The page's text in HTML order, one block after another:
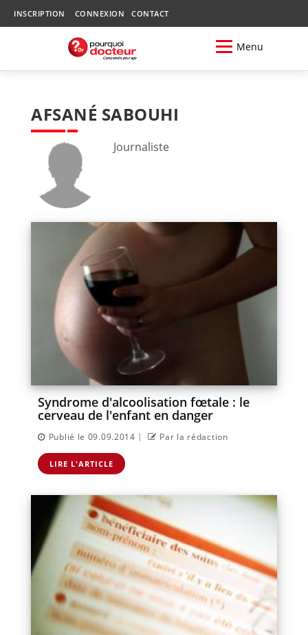
INSCRIPTION CONNEXION CONTACT
Menu
AFSANÉ SABOUHI
Journaliste
Syndrome d'alcoolisation fœtale : le
cerveau de l'enfant en danger
Publié le 09.09.2014 | Par la rédaction
LIRE L'ARTICLE